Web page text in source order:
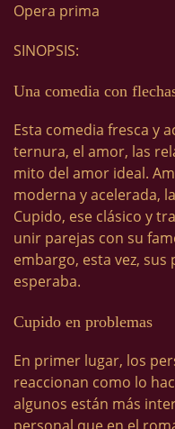
Opera prima
SINOPSIS:
Una comedia con
Esta comedia fresca y
ternura, el amor, las
mito del amor ideal.
moderna y acelerada,
Cupido, ese clásico y
unir parejas con su
embargo, esta vez,
esperaba.
Cupido en problemas
En primer lugar, los
reaccionan como lo
algunos están más
personal que en el